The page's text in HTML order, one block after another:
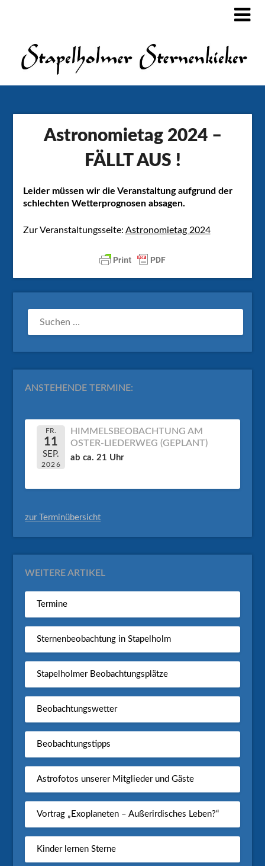
Astronomietag 2024 –
FÄLLT AUS !
Leider müssen wir die Veranstaltung aufgrund der
schlechten Wetterprognosen absagen.
Zur Veranstaltungsseite: Astronomietag 2024
SUCHEN
NACH:
ANSTEHENDE TERMINE:
FR.
11
SEP.
2026
HIMMELSBEOBACHTUNG AM
OSTER-LIEDERWEG (GEPLANT)
ab ca. 21 Uhr
zur Terminübersicht
WEITERE ARTIKEL
Termine
Sternenbeobachtung in Stapelholm
Stapelholmer Beobachtungsplätze
Beobachtungswetter
Beobachtungstipps
Astrofotos unserer Mitglieder und Gäste
Vortrag „Exoplaneten – Außerirdisches Leben?“
Kinder lernen Sterne